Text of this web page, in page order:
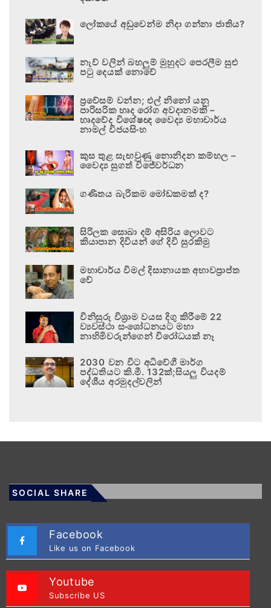
ලෝකයේ අඩුවෙන්ම නිදා ගන්නා ජාතිය?
නැව් වලින් බහලුම් මුහුදට පෙරලීම සුළු
පටු දෙයක් නොවේ
ප්‍රවේසම් වන්න; එල් නිනෝ යනු
පාරිසරික හෘද රෝග අවදානමකි –
හෘදවේද විශේෂඥ වෛද්‍ය මහාචාර්ය
නාමල් විජයසිංහ
කුස තුළ සැඟවුණු නොනිදන කම්හල –
වෛද්‍ය සුගත් විජේවර්ධන
ගණිතය බැරිකම මෝඩකමක් ද?
සිරිලක සොබා දම් අසිරිය ලොවට
කියාපාන දිවියන් ගේ දිවි සුරකිමු
මහාචාර්ය විමල් දිසානායක අභාවප්‍රාප්ත
වේ
විනිසුරු විශ්‍රාම වයස දිගු කිරීමේ 22
ව්‍යවස්ථා සංශෝධනයට මහා
නාහිමිවරුන්ගෙන් විරෝධයක් නෑ
2030 වන විට අධිවේගී මාර්ග
පද්ධතියට කි.මී. 132ක්;සියලු වියදම්
දේශීය අරමුදල්වලින්
SOCIAL SHARE
Facebook
Like us on Facebook
Youtube
Subscribe US